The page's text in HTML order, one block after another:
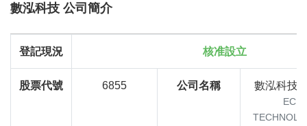
數泓科技 公司簡介
登記現況 核准設立
股票代號 6855 公司名稱 數泓科技